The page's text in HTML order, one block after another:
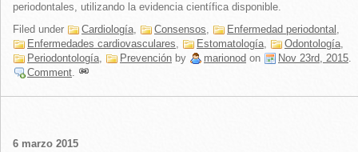
periodontales, utilizando la evidencia científica disponible.
Filed under
Cardiología, Consensos, Enfermedad periodontal ,
Enfermedades cardiovasculares, Estomatología, Odontología,
Periodontología, Prevención by marionod on Nov 23rd, 2015.
Comment.
6 marzo 2015